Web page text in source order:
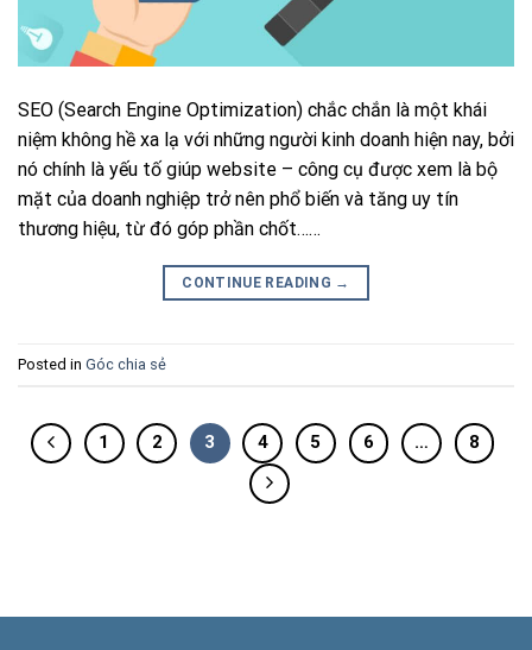
SEO (Search Engine Optimization) chắc chắn là một khái
niệm không hề xa lạ với những người kinh doanh hiện nay, bởi
nó chính là yếu tố giúp website – công cụ được xem là bộ
mặt của doanh nghiệp trở nên phổ biến và tăng uy tín
thương hiệu, từ đó góp phần chốt……
CONTINUE READING →
Posted in Góc chia sẻ
1 2 3 4 5 6 … 8